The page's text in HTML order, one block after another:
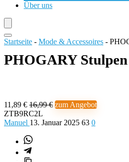
Über uns
Startseite - Mode & Accessoires -
PHOGARY
11,89 € 16,99 € zum Angebot
ZTB9RC2L
Manuel 13. Januar 2025 63 0